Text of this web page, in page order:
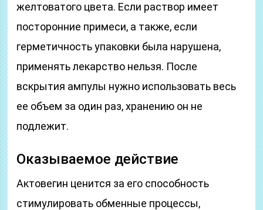
желтоватого цвета. Если раствор имеет
посторонние примеси, а также, если
герметичность упаковки была нарушена,
применять лекарство нельзя. После
вскрытия ампулы нужно использовать весь
ее объем за один раз, хранению он не
подлежит.
Оказываемое действие
Актовегин ценится за его способность
стимулировать обменные процессы,